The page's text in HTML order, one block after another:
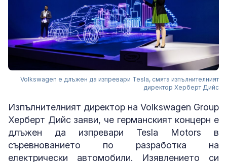
Volkswagen е длъжен да изпревари Tesla, смята изпълнителният
директор Херберт Дийс
Изпълнителният директор на Volkswagen Group
Херберт Дийс заяви, че германският концерн е
длъжен да изпревари Tesla Motors в
съревнованието по разработка на
електрически автомобили. Изявлението си